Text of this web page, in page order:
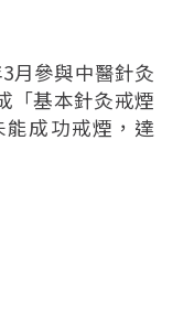
月參與中醫針灸
「基本針灸戒煙
成功戒煙，達